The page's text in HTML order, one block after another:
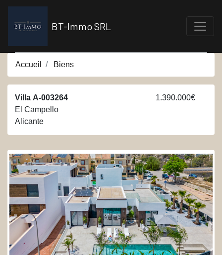
Aller
contenu
BT-Immo SRL
Accueil Biens
Villa A-003264
El Campello
Alicante
1.390.000€